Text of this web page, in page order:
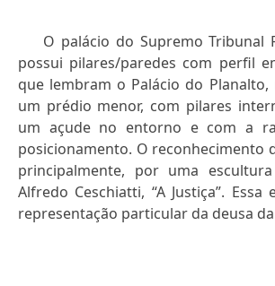
O palácio do Supremo Tribunal
possui pilares/paredes com perfil
que lembram o Palácio do
um prédio menor, com pilares
um açude no entorno e com a
posicionamento. O reconhecimento
principalmente, por uma
Alfredo Ceschiatti, “A Justiça”.
representação particular da deusa da